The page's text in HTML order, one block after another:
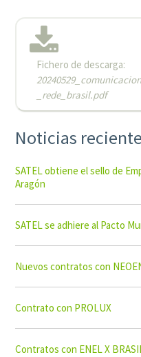
Fichero de descarga:
_rede_brasil.pdf
Noticias
SATEL obtiene el sello de
Aragón
SATEL se adhiere al Pacto
Nuevos contratos con
Contrato con PROLUX
Contratos con ENEL X